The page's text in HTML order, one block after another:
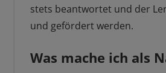
stets beantwortet und der
und gefördert werden.
Was mache ich als